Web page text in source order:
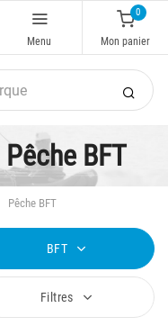
Menu
0
Mon panier
BFT
Pêche BFT
BFT
Filtres